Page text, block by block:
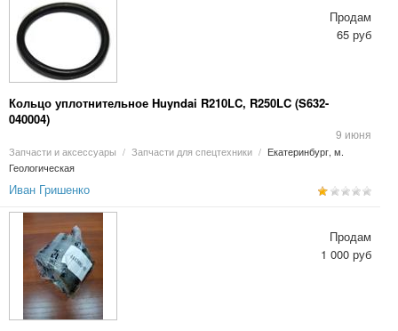
Кольцо уплотнительное Huyndai R210LC, R250LC (S632-
040004)
9 июня
Запчасти и аксессуары / Запчасти для спецтехники / Екатеринбург, м.
Геологическая
Продам
65 руб
Иван Гришенко
Продам
1 000 руб